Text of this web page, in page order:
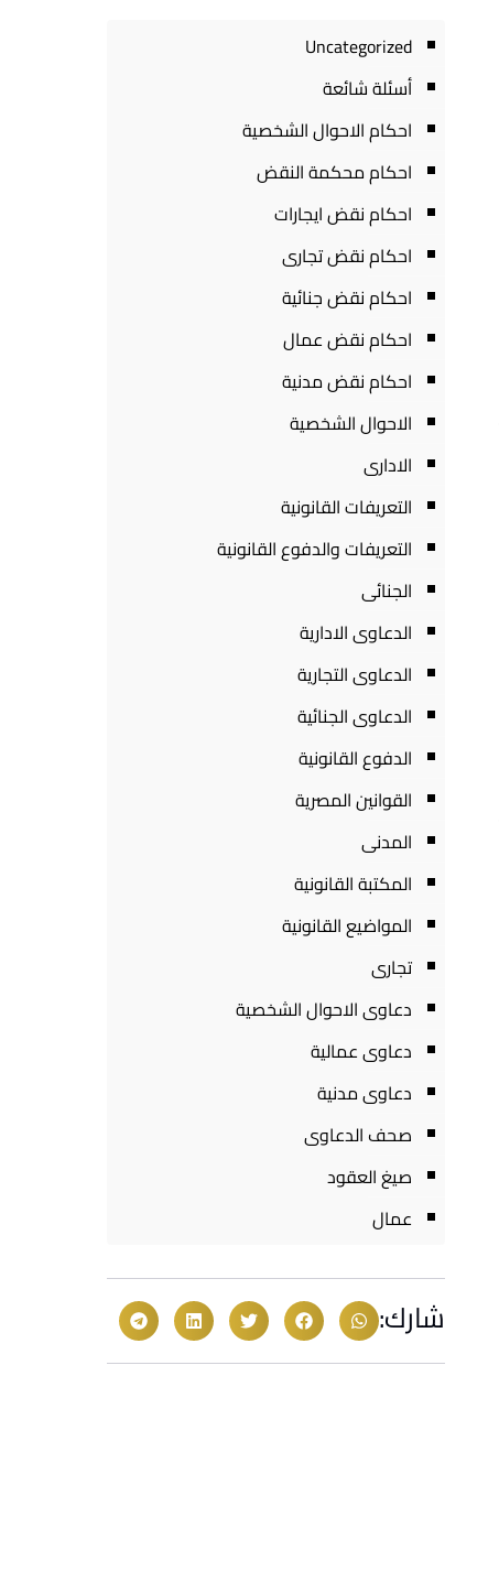
Uncategorized
أسئلة شائعة
احكام الاحوال الشخصية
احكام محكمة النقض
احكام نقض ايجارات
احكام نقض تجارى
احكام نقض جنائية
احكام نقض عمال
احكام نقض مدنية
الاحوال الشخصية
الادارى
التعريفات القانونية
التعريفات والدفوع القانونية
الجنائى
الدعاوى الادارية
الدعاوى التجارية
الدعاوى الجنائية
الدفوع القانونية
القوانين المصرية
المدنى
المكتبة القانونية
المواضيع القانونية
تجارى
دعاوى الاحوال الشخصية
دعاوى عمالية
دعاوى مدنية
صحف الدعاوى
صيغ العقود
عمال
شارك: